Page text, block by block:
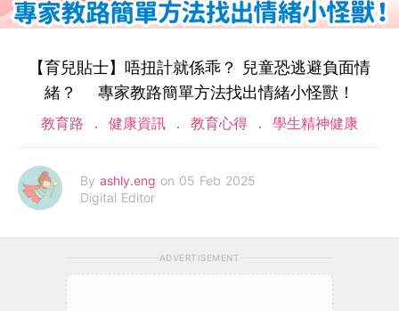
【育兒貼士】唔扭計就係乖？ 兒童恐逃避負面情
緒？ 專家教路簡單方法找出情緒小怪獸！
教育路 健康資訊 教育心得 學生精神健康
By ashly.eng on 05 Feb 2025
Digital Editor
ADVERTISEMENT